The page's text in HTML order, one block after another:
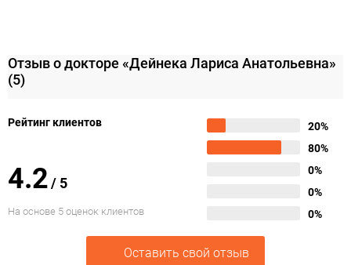
Отзыв о докторе «Дейнека Лариса Анатольевна»
(5)
Рейтинг клиентов
4.2/ 5
На основе 5 оценок клиентов
20%
80%
0%
0%
0%
Оставить свой отзыв